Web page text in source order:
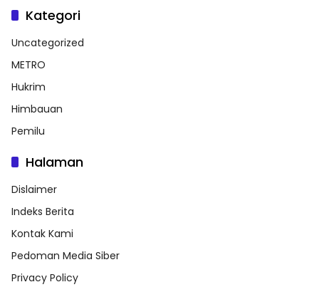
Kategori
Uncategorized
METRO
Hukrim
Himbauan
Pemilu
Halaman
Dislaimer
Indeks Berita
Kontak Kami
Pedoman Media Siber
Privacy Policy